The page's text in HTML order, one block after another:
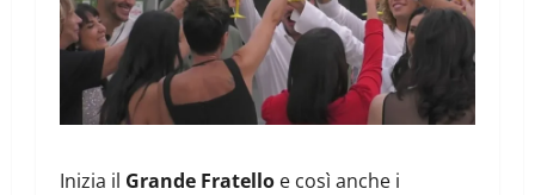
Inizia il Grande Fratello e così anche i